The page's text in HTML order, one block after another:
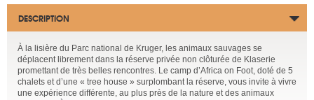
DESCRIPTION
À la lisière du Parc national de Kruger, les animaux sauvages se
déplacent librement dans la réserve privée non clôturée de Klaserie
promettant de très belles rencontres. Le camp d’Africa on Foot, doté de 5
chalets et d’une « tree house » surplombant la réserve, vous invite à vivre
une expérience différente, au plus près de la nature et des animaux